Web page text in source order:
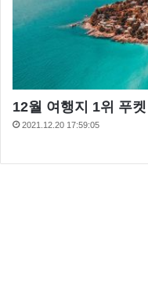
12월 여행지 1위 푸켓
2021.12.20 17:59:05